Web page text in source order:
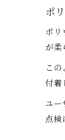
ポ
ポ
が柔
こ
付着
ユー
点検